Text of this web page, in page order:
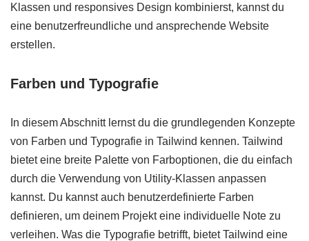
Klassen und responsives Design kombinierst, kannst du
eine benutzerfreundliche und ansprechende Website
erstellen.
Farben und Typografie
In diesem Abschnitt lernst du die grundlegenden Konzepte
von Farben und Typografie in Tailwind kennen. Tailwind
bietet eine breite Palette von Farboptionen, die du einfach
durch die Verwendung von Utility-Klassen anpassen
kannst. Du kannst auch benutzerdefinierte Farben
definieren, um deinem Projekt eine individuelle Note zu
verleihen. Was die Typografie betrifft, bietet Tailwind eine